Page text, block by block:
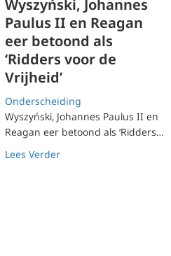
Wyszyński, Johannes
Paulus II en Reagan
eer betoond als
‘Ridders voor de
Vrijheid’
Onderscheiding
Wyszyński, Johannes Paulus II en
Reagan eer betoond als ‘Ridders…
Lees Verderabout Wyszyński,